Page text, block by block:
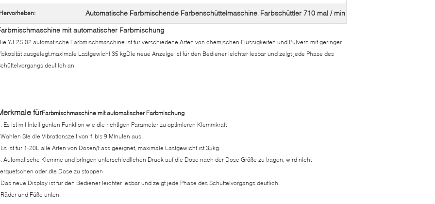
Automatische Farbmischende Farbenschüttelmaschine, Farbschüttler 710 mal / min
mit automatischer Farbmischung
YJ-2S-02 automatische Farbmischmaschine ist für verschiedene Arten von chemischen Flüssigkeiten und Pulvern mit geringer
ausgelegt.maximale Lastgewicht 35 kgDie neue Anzeige ist für den Bediener leichter lesbar und zeigt jede Phase des
deutlich an.
fürFarbmischmaschine mit automatischer Farbmischung
Es ist mit intelligenten Funktion wie die richtigen Parameter zu optimieren Klemmkraft
Sie die Vibrationszeit von 1 bis 9 Minuten aus.
ist für 1-20L alle Arten von Dosen/Fass geeignet, maximale Lastgewicht ist 35kg.
Automatische Klemme und bringen unterschiedlichen Druck auf die Dose nach der Dose Größe zu tragen, wird nicht
oder die Dose zu stoppen
neue Display ist für den Bediener leichter lesbar und zeigt jede Phase des Schüttelvorgangs deutlich.
und Füße unten.